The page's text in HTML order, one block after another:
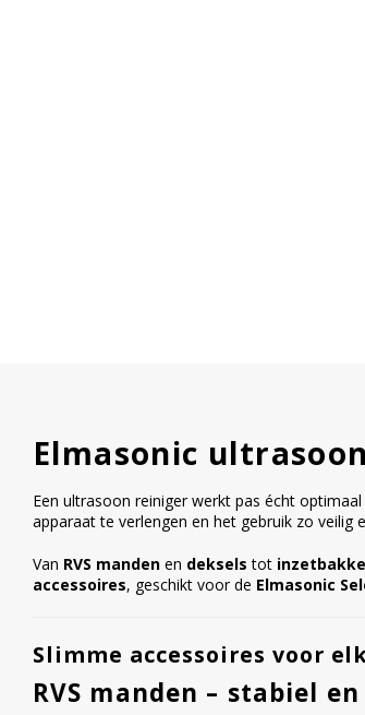
Elmasonic
Een ultrasoon reiniger werkt pas écht
apparaat te verlengen en het gebruik zo veilig
Van RVS manden en deksels tot
accessoires, geschikt voor de Elmasonic
Slimme accessoires voor
RVS manden – stabiel